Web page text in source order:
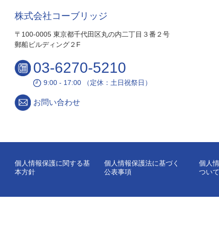
株式会社コーブリッジ
〒100-0005 東京都千代田区丸の内二丁目３番２号
郵船ビルディング２F
03-6270-5210
9:00 - 17:00 （定休：土日祝祭日）
お問い合わせ
個人情報保護に関する基
本方針
個人情報保護法に基づく
公表事項
個人
ついて